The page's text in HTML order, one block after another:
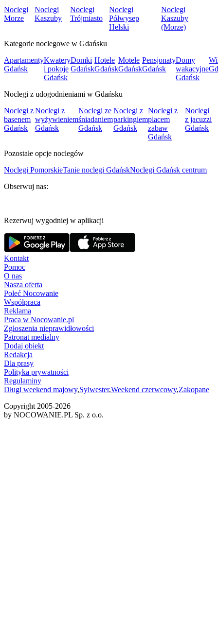
Noclegi
Morze
Noclegi
Kaszuby
Noclegi
Trójmiasto
Noclegi
Półwysep
Helski
Noclegi
Kaszuby
(Morze)
Kategorie noclegowe w Gdańsku
Apartamenty
Gdańsk
Kwatery
i pokoje
Gdańsk
Domki
Gdańsk
Hotele
Gdańsk
Motele
Gdańsk
Pensjonaty
Gdańsk
Domy
wakacyjne
Gdańsk
Noclegi z udogodnieniami w Gdańsku
Noclegi z
basenem
Gdańsk
Noclegi z
wyżywieniem
Gdańsk
Noclegi ze
śniadaniem
Gdańsk
Noclegi z
parkingiem
Gdańsk
Noclegi z
placem
zabaw
Gdańsk
Noclegi
z jacuzzi
Gdańsk
Pozostałe opcje noclegów
Noclegi PomorskieTanie noclegi GdańskNoclegi Gdańsk centrum
Obserwuj nas:
Rezerwuj wygodniej w aplikacji
Kontakt
Pomoc
O nas
Nasza oferta
Poleć Nocowanie
Współpraca
Reklama
Praca w Nocowanie.pl
Zgłoszenia nieprawidłowości
Patronat medialny
Dodaj obiekt
Redakcja
Dla prasy
Polityka prywatności
Regulaminy
Długi weekend majowy,Sylwester,Weekend czerwcowy,Zakopane
Copyright 2005-2026
by NOCOWANIE.PL Sp. z o.o.